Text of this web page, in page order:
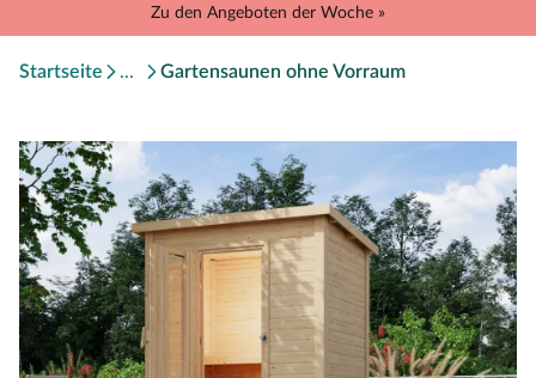
Zu den Angeboten der Woche »
Startseite Gartensaunen ohne Vorraum